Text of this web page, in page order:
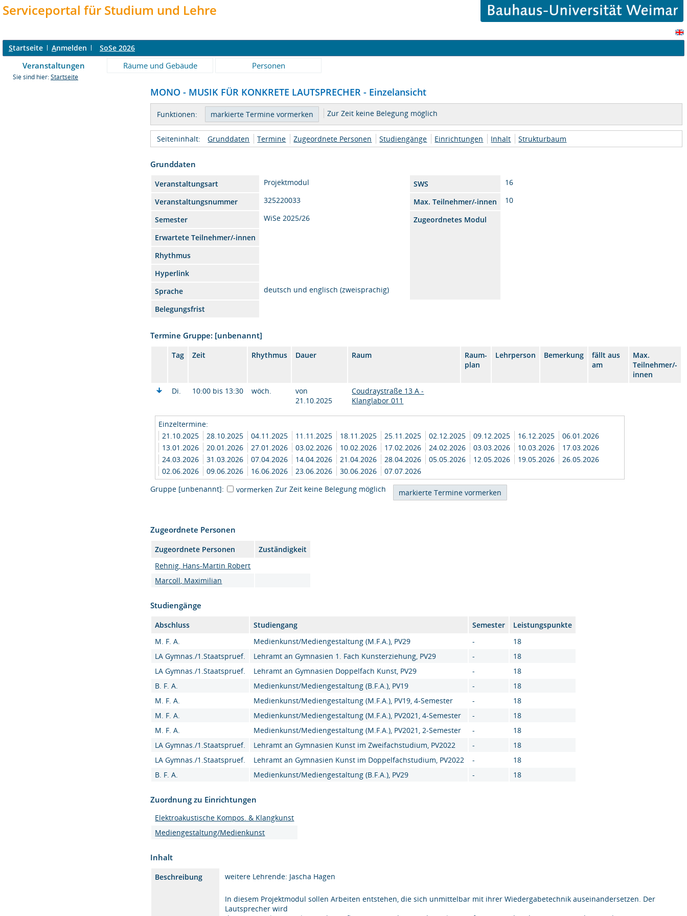
Serviceportal für Studium und Lehre
Startseite Anmelden SoSe 2026
Veranstaltungen Räume und Gebäude Personen
Sie sind hier: Startseite
MONO - MUSIK FÜR KONKRETE LAUTSPRECHER - Einzelansicht
Funktionen: Zur Zeit keine Belegung möglich
Seiteninhalt: Grunddaten Termine Zugeordnete Personen Studiengänge Einrichtungen Inhalt Strukturbaum
Grunddaten
Veranstaltungsart Projektmodul SWS
16
Veranstaltungsnummer
325220033 Max. Teilnehmer/-innen
10
Semester
WiSe 2025/26
Zugeordnetes Modul
Erwartete Teilnehmer/-innen
Rhythmus
Hyperlink
Sprache
deutsch und englisch (zweisprachig)
Belegungsfrist
Termine Gruppe: [unbenannt]
Tag Zeit Rhythmus Dauer Raum
Raum-
plan
Lehrperson Bemerkung
fällt aus
am
Max.
Teilnehmer/-
innen
Di.
10:00 bis 13:30 wöch.
von
21.10.2025
Coudraystraße 13 A -
Klanglabor 011
Einzeltermine:
21.10.2025
28.10.2025 04.11.2025 11.11.2025 18.11.2025 25.11.2025 02.12.2025 09.12.2025 16.12.2025
06.01.2026
13.01.2026
20.01.2026 27.01.2026 03.02.2026 10.02.2026 17.02.2026 24.02.2026 03.03.2026 10.03.2026
17.03.2026
24.03.2026
31.03.2026 07.04.2026 14.04.2026 21.04.2026 28.04.2026 05.05.2026 12.05.2026 19.05.2026
26.05.2026
02.06.2026
09.06.2026 16.06.2026 23.06.2026 30.06.2026
07.07.2026
Gruppe [unbenannt]:
vormerken Zur Zeit keine Belegung möglich
Zugeordnete Personen
Zugeordnete Personen
Zuständigkeit
Rehnig, Hans-Martin Robert
Marcoll, Maximilian
Studiengänge
Abschluss Studiengang Semester
Leistungspunkte
M. F. A.
Medienkunst/Mediengestaltung (M.F.A.), PV29 -
18
LA Gymnas./1.Staatspruef.
Lehramt an Gymnasien 1. Fach Kunsterziehung, PV29 -
18
LA Gymnas./1.Staatspruef.
Lehramt an Gymnasien Doppelfach Kunst, PV29 -
18
B. F. A.
Medienkunst/Mediengestaltung (B.F.A.), PV19 -
18
M. F. A.
Medienkunst/Mediengestaltung (M.F.A.), PV19, 4-Semester -
18
M. F. A.
Medienkunst/Mediengestaltung (M.F.A.), PV2021, 4-Semester -
18
M. F. A.
Medienkunst/Mediengestaltung (M.F.A.), PV2021, 2-Semester -
18
LA Gymnas./1.Staatspruef.
Lehramt an Gymnasien Kunst im Zweifachstudium, PV2022 -
18
LA Gymnas./1.Staatspruef.
Lehramt an Gymnasien Kunst im Doppelfachstudium, PV2022 -
18
B. F. A.
Medienkunst/Mediengestaltung (B.F.A.), PV29 - 18
Zuordnung zu Einrichtungen
Elektroakustische Kompos. & Klangkunst
Mediengestaltung/Medienkunst
Inhalt
Beschreibung weitere Lehrende: Jascha Hagen
In diesem Projektmodul sollen Arbeiten entstehen, die sich unmittelbar mit ihrer Wiedergabetechnik auseinandersetzen. Der
Lautsprecher wird